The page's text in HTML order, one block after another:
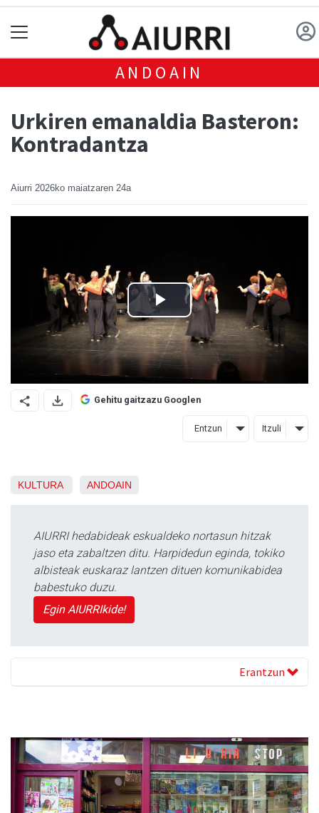
ANDOAIN
Urkiren emanaldia Basteron:
Kontradantza
Aiurri 2026ko maiatzaren 24a
Gehitu gaitzazu Googlen
Entzun Itzuli
KULTURA ANDOAIN
AIURRI hedabideak eskualdeko nortasun hitzak
jaso eta zabaltzen ditu. Harpidedun eginda, tokiko
albisteak euskaraz lantzen dituen komunikabidea
babestuko duzu.
Egin AIURRIkide!
Erantzun